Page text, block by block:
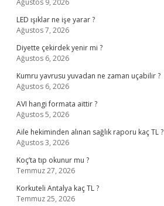
Ağustos 9, 2026
LED ışıklar ne işe yarar ?
Ağustos 7, 2026
Diyette çekirdek yenir mi ?
Ağustos 6, 2026
Kumru yavrusu yuvadan ne zaman uçabilir ?
Ağustos 6, 2026
AVI hangi formata aittir ?
Ağustos 5, 2026
Aile hekiminden alınan sağlık raporu kaç TL ?
Ağustos 3, 2026
Koç’ta tıp okunur mu ?
Temmuz 27, 2026
Korkuteli Antalya kaç TL ?
Temmuz 25, 2026